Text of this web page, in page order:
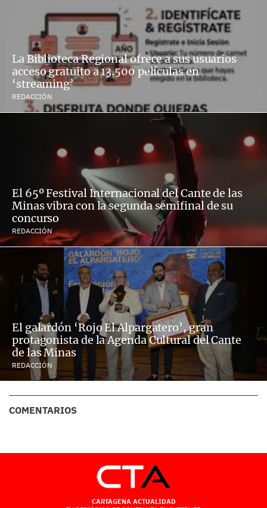
La Biblioteca Regional ofrece a sus usuarios
acceso gratuito a 13.500 películas en
‘streaming’
REDACCIÓN
El 65º Festival Internacional del Cante de las
Minas vibra con la segunda semifinal de su
concurso
REDACCIÓN
El galardón ‘Rojo El Alpargatero’, gran
protagonista de la Agenda Cultural del Cante
de las Minas
REDACCIÓN
COMENTARIOS
CARTAGENA ACTUALIDAD